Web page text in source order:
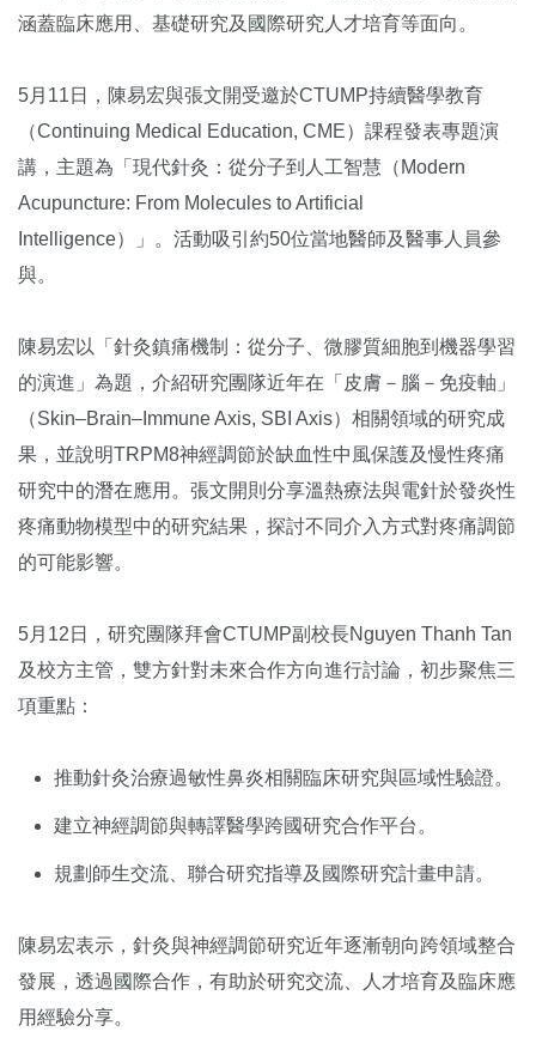
涵蓋臨床應用、基礎研究及國際研究人才培育等面向。
5月11日，陳易宏與張文開受邀於CTUMP持續醫學教育
（Continuing Medical Education, CME）課程發表專題演
講，主題為「現代針灸：從分子到人工智慧（Modern
Acupuncture: From Molecules to Artificial
Intelligence）」。活動吸引約50位當地醫師及醫事人員參
與。
陳易宏以「針灸鎮痛機制：從分子、微膠質細胞到機器學習
的演進」為題，介紹研究團隊近年在「皮膚－腦－免疫軸」
（Skin–Brain–Immune Axis, SBI Axis）相關領域的研究成
果，並說明TRPM8神經調節於缺血性中風保護及慢性疼痛
研究中的潛在應用。張文開則分享溫熱療法與電針於發炎性
疼痛動物模型中的研究結果，探討不同介入方式對疼痛調節
的可能影響。
5月12日，研究團隊拜會CTUMP副校長Nguyen Thanh Tan
及校方主管，雙方針對未來合作方向進行討論，初步聚焦三
項重點：
推動針灸治療過敏性鼻炎相關臨床研究與區域性驗證。
建立神經調節與轉譯醫學跨國研究合作平台。
規劃師生交流、聯合研究指導及國際研究計畫申請。
陳易宏表示，針灸與神經調節研究近年逐漸朝向跨領域整合
發展，透過國際合作，有助於研究交流、人才培育及臨床應
用經驗分享。